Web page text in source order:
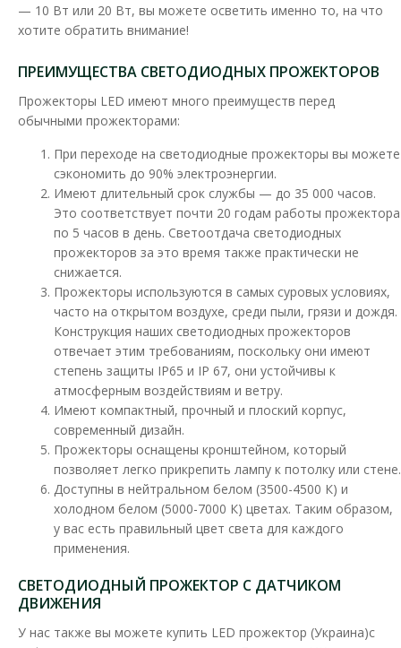
В КОРЗИНУ
В сравнения
В закладки
Прожектор LED Ledvance 41W 4000K 6000Lm IP66
черный
Доступность:
Экономия энергии до 90%, по сравнению с галогеновыми
лампами, матовый плафон из закаленного стекла д..
— 10 Вт или 20 Вт, вы можете осветить именно то, на что
хотите обратить внимание!
ПРЕИМУЩЕСТВА СВЕТОДИОДНЫХ ПРОЖЕКТОРОВ
Прожекторы LED имеют много преимуществ перед
обычными прожекторами:
При переходе на светодиодные прожекторы вы можете
сэкономить до 90% электроэнергии.
Имеют длительный срок службы — до 35 000 часов.
Это соответствует почти 20 годам работы прожектора
по 5 часов в день. Светоотдача светодиодных
прожекторов за это время также практически не
снижается.
Прожекторы используются в самых суровых условиях,
часто на открытом воздухе, среди пыли, грязи и дождя.
Конструкция наших светодиодных прожекторов
отвечает этим требованиям, поскольку они имеют
степень защиты IP65 и IP 67, они устойчивы к
атмосферным воздействиям и ветру.
Имеют компактный, прочный и плоский корпус,
современный дизайн.
Прожекторы оснащены кронштейном, который
позволяет легко прикрепить лампу к потолку или стене.
Доступны в нейтральном белом (3500-4500 К) и
холодном белом (5000-7000 К) цветах. Таким образом,
у вас есть правильный цвет света для каждого
применения.
СВЕТОДИОДНЫЙ ПРОЖЕКТОР С ДАТЧИКОМ
ДВИЖЕНИЯ
У нас также вы можете купить LED прожектор (Украина)с